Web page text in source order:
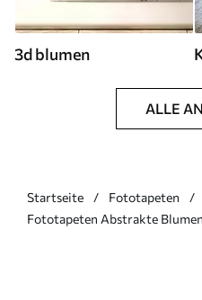
3d blumen
ALLE
Startseite Fototapeten
Fototapeten Abstrakte